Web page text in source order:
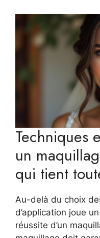
Techniques
un
qui tient
Au-delà du choix
d’application joue
réussite d’un